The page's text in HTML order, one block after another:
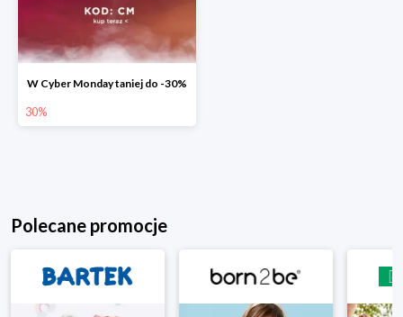
W Cyber Monday taniej do -30%
30%
Polecane promocje